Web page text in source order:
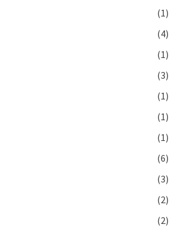
(1)
(4)
(1)
(3)
(1)
(1)
(1)
(6)
(3)
(2)
(2)